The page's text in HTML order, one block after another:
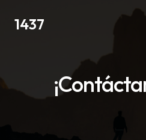
1437